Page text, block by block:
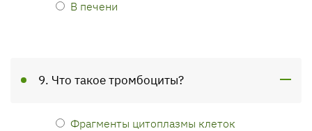
В печени
9. Что такое тромбоциты?
Фрагменты цитоплазмы клеток